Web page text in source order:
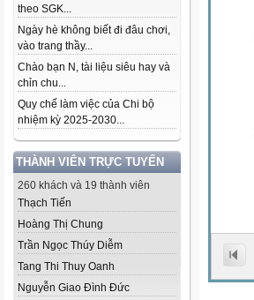
theo SGK...
Ngày hè không biết đi đâu chơi,
vào trang thầy...
Chào bạn N, tài liệu siêu hay và
chỉn chu...
Quy chế làm việc của Chi bộ
nhiệm kỳ 2025-2030...
THÀNH VIÊN TRỰC TUYẾN
260 khách và 19 thành viên
Thạch Tiến
Hoàng Thị Chung
Trần Ngọc Thúy Diễm
Tang Thi Thuy Oanh
Nguyễn Giao Đình Đức